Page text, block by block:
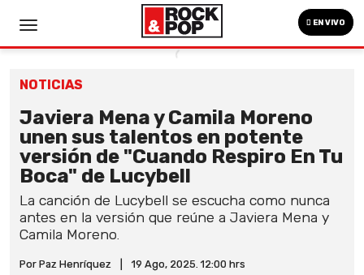
EN VIVO
NOTICIAS
Javiera Mena y Camila Moreno
unen sus talentos en potente
versión de "Cuando Respiro En Tu
Boca" de Lucybell
La canción de Lucybell se escucha como nunca
antes en la versión que reúne a Javiera Mena y
Camila Moreno.
Por Paz Henríquez 19 Ago, 2025. 12:00 hrs